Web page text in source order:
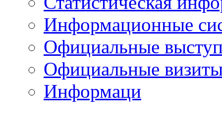
Информационные
Официальные
Официальные
Информаци